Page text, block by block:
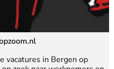
vacatures in Bergen op